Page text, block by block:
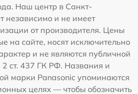
Наш центр в Санкт-
независимо и не имеет
от производителя. Цены
на сайте, носят исключительно
и не являются публичной
2 ст. 437 ГК РФ. Названия и
марки Panasonic упоминаются
целях — чтобы обозначить